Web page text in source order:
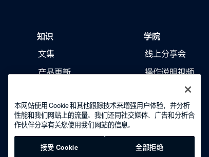
知识
文集
产品更新
学院
线上分享会
操作说明视频
本网站使用 Cookie 和其他跟踪技术来增强用户体验，并分析
性能和我们网站上的流量。我们还同社交媒体、广告和分析合
作伙伴分享有关您使用我们网站的信息。
接受 Cookie 全部拒绝